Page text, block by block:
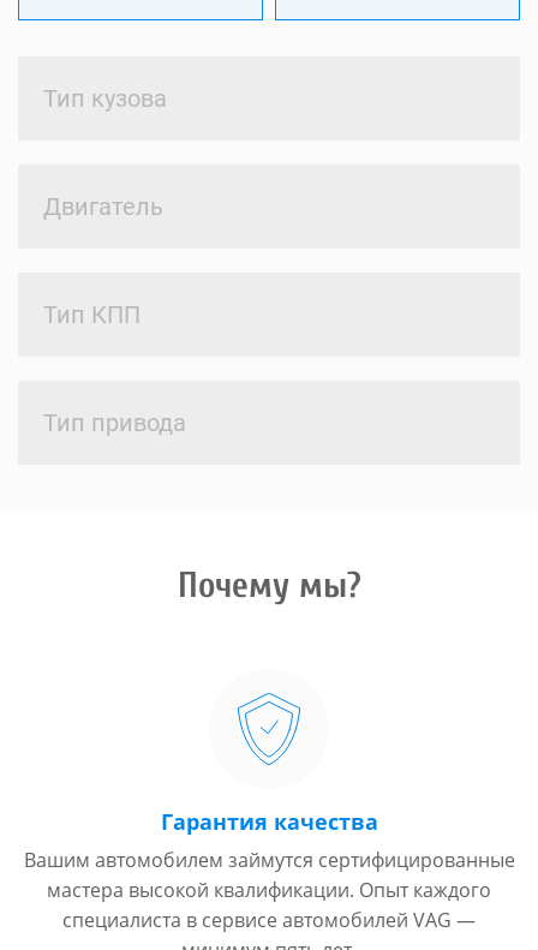
Тип кузова
Двигатель
Тип КПП
Тип привода
Почему мы?
Гарантия качества
Вашим автомобилем займутся сертифицированные
мастера высокой квалификации. Опыт каждого
специалиста в сервисе автомобилей VAG —